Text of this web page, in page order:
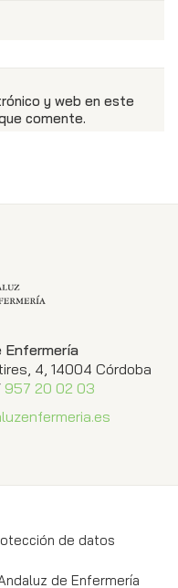
y web en este
comente.
Enfermería
4, 14004 Córdoba
957 20 02 03
de datos
de Enfermería